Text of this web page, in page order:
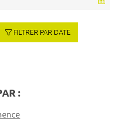
FILTRER PAR DATE
: